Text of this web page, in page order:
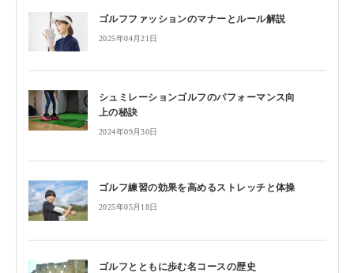
ゴルフファッションのマナーとルール解説
2025年04月21日
シュミレーションゴルフのパフォーマンス向
上の秘訣
2024年09月30日
ゴルフ練習の効果を高めるストレッチと体操
2025年05月18日
ゴルフとともに歩む名コースの歴史